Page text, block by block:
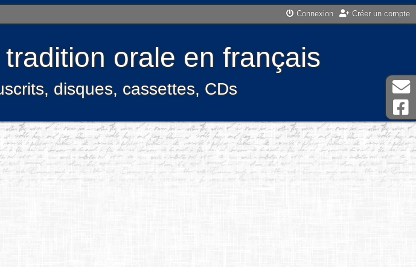
Connexion Créer un compte
orale en français
disques, cassettes, CDs